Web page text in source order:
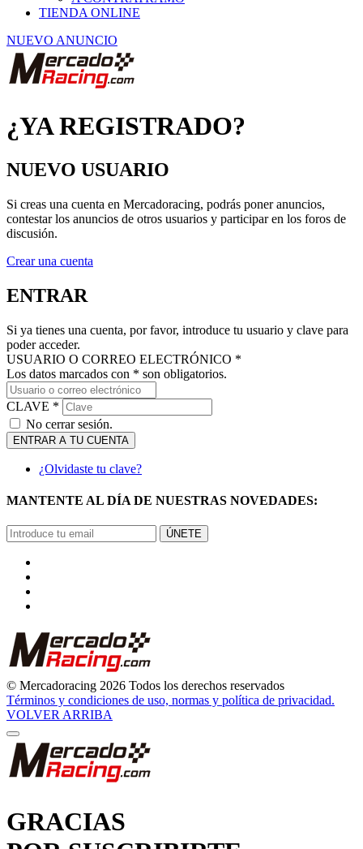
NUEVO ANUNCIO
contestar los anuncios de otros usuarios y participar en los foros de
discusión.
Crear una cuenta
poder acceder.
USUARIO O CORREO ELECTRÓNICO *
Los datos marcados con * son obligatorios.
CLAVE *
No cerrar sesión.
ENTRAR A TU CUENTA
¿Olvidaste tu clave?
MANTENTE AL DÍA DE NUESTRAS NOVEDADES:
© Mercadoracing 2026 Todos los derechos reservados
Términos y condiciones de uso, normas y política de privacidad.
VOLVER ARRIBA
POR SUSCRIBIRTE